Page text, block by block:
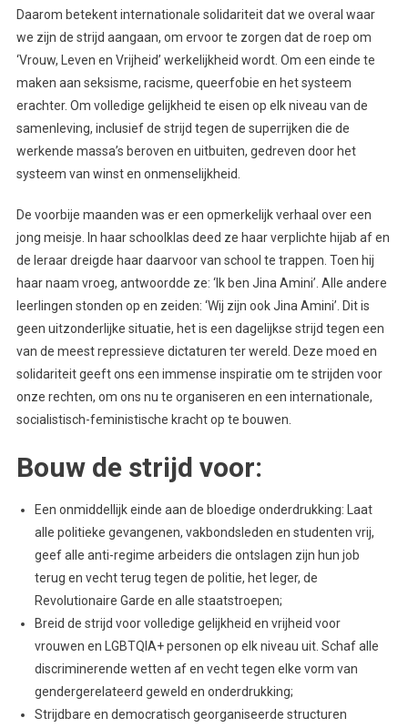
Daarom betekent internationale solidariteit dat we overal waar
we zijn de strijd aangaan, om ervoor te zorgen dat de roep om
‘Vrouw, Leven en Vrijheid’ werkelijkheid wordt. Om een einde te
maken aan seksisme, racisme, queerfobie en het systeem
erachter. Om volledige gelijkheid te eisen op elk niveau van de
samenleving, inclusief de strijd tegen de superrijken die de
werkende massa’s beroven en uitbuiten, gedreven door het
systeem van winst en onmenselijkheid.
De voorbije maanden was er een opmerkelijk verhaal over een
jong meisje. In haar schoolklas deed ze haar verplichte hijab af en
de leraar dreigde haar daarvoor van school te trappen. Toen hij
haar naam vroeg, antwoordde ze: ‘Ik ben Jina Amini’. Alle andere
leerlingen stonden op en zeiden: ‘Wij zijn ook Jina Amini’. Dit is
geen uitzonderlijke situatie, het is een dagelijkse strijd tegen een
van de meest repressieve dictaturen ter wereld. Deze moed en
solidariteit geeft ons een immense inspiratie om te strijden voor
onze rechten, om ons nu te organiseren en een internationale,
socialistisch-feministische kracht op te bouwen.
Bouw de strijd voor:
Een onmiddellijk einde aan de bloedige onderdrukking: Laat
alle politieke gevangenen, vakbondsleden en studenten vrij,
geef alle anti-regime arbeiders die ontslagen zijn hun job
terug en vecht terug tegen de politie, het leger, de
Revolutionaire Garde en alle staatstroepen;
Breid de strijd voor volledige gelijkheid en vrijheid voor
vrouwen en LGBTQIA+ personen op elk niveau uit. Schaf alle
discriminerende wetten af en vecht tegen elke vorm van
gendergerelateerd geweld en onderdrukking;
Strijdbare en democratisch georganiseerde structuren